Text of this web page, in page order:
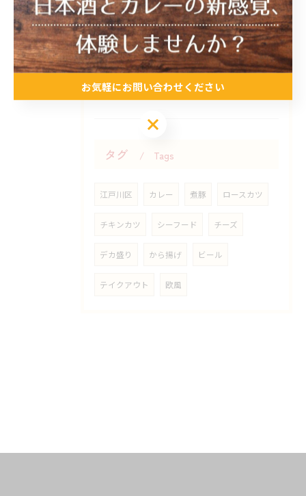
2026/07/03
7月の店休日の予定
タグ Tags
江戸川区 カレー 煮豚 ロースカツ
チキンカツ シーフード チーズ
デカ盛り から揚げ ビール
テイクアウト 欧風
お気軽にお問い合わせください
お気軽にお問い合わせください